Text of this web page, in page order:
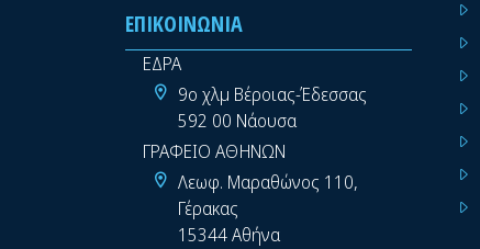
ΕΠΙΚΟΙΝΩΝΊΑ
ΕΔΡΑ
9ο χλμ Βέροιας-Έδεσσας
592 00 Νάουσα
ΓΡΑΦΕΙΟ ΑΘΗΝΩΝ
Λεωφ. Μαραθώνος 110,
Γέρακας
15344 Αθήνα